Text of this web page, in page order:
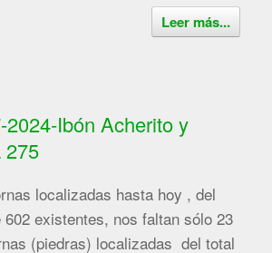
Leer más...
2024-Ibón Acherito y
275
localizadas hasta hoy , del
602 existentes, nos faltan sólo 23
(piedras) localizadas del total